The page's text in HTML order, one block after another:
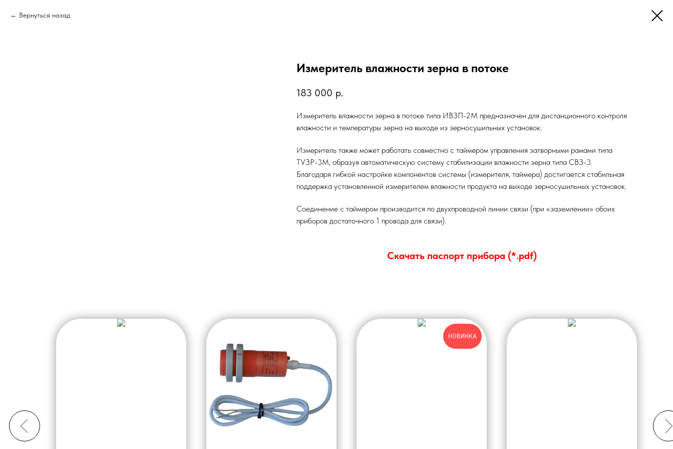
Вернуться назад
Измеритель влажности зерна в потоке
183 000 р.
Измеритель влажности зерна в потоке типа ИВЗП-2М предназначен для дистанционного контроля
влажности и температуры зерна на выходе из зерносушильных установок.
Измеритель также может работать совместно с таймером управления затворными рамами типа
ТУЗР-3М, образуя автоматическую систему стабилизации влажности зерна типа СВЗ-3.
Благодаря гибкой настройке компонентов системы (измерителя, таймера) достигается стабильная
поддержка установленной измерителем влажности продукта на выходе зерносушильных установок.
Соединение с таймером производится по двухпроводной линии связи (при «заземлении» обоих
приборов достаточного 1 провода для связи).
Скачать паспорт прибора (*.pdf)
НОВИНКА